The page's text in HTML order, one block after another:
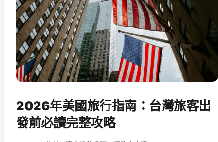
2026年美國旅行指南：台灣旅客出
發前必讀完整攻略